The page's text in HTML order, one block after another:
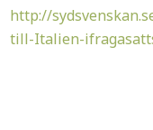
http://
till-Italien-